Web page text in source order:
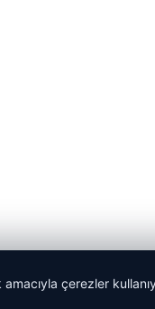
çerezler